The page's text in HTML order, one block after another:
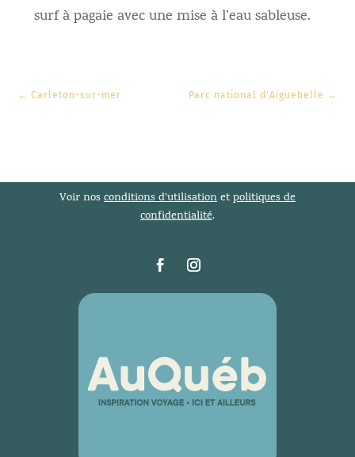
surf à pagaie avec une mise à l’eau sableuse.
←Carleton-sur-mer Parc national d'Aiguebelle →
Voir nosconditions d’utilisationetpolitiques de
confidentialité.